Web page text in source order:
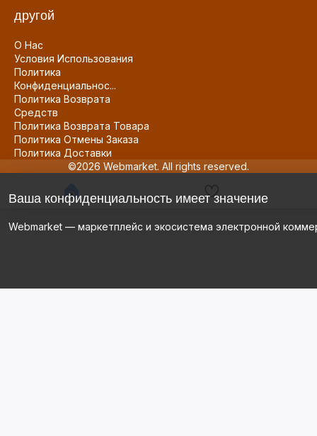
другой
О Нас
Условия Использования
Политика
Конфиденциальнос...
Политика Возврата
Средств
Политика Возврата Товара
Политика Отмены Заказа
Политика Доставки
©2026 Webmarket. All rights reserved.
Ваша конфиденциальность имеет значение
Webmarket — маркетплейс и экосистема электронной